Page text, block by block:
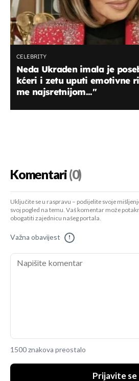
CELEBRITY
Neda Ukraden imala je
kćeri i zetu uputi emotivne
me najsretnijom...''
Komentari(0)
Uključite se u raspravu – podijelite svoje
svoj pogled na temu. Vaš komentar može
obogatiti zajednicu našeg portala.
Važna obavijest !
1500 znakova preostalo
Prijavite se